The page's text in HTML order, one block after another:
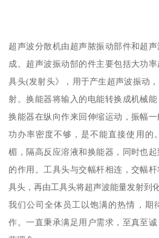
超声波分散机由超声脓振动部件和超
成。超声波振动郜的件主要包括大功
具头(发射头》，用于产生超声波振动
射。换能器将输入的电能转换成机械
换能器在纵向作来回伸缩运动，振幅
功办率密度不够，是不能直接使用的
楣，隔高反应溶液和换能器，同时也
的作用。工具头与交幅杆相连，交幅
具头，再由工具头将超声波能量发射到
我们公司全体员工以饱满的热情，期
作。一直秉承满足用户需求，至真至